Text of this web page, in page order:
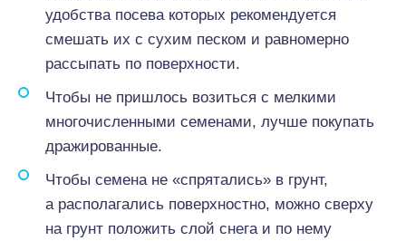
удобства посева которых рекомендуется
смешать их с сухим песком и равномерно
рассыпать по поверхности.
Чтобы не пришлось возиться с мелкими
многочисленными семенами, лучше покупать
дражированные.
Чтобы семена не «спрятались» в грунт,
а располагались поверхностно, можно сверху
на грунт положить слой снега и по нему